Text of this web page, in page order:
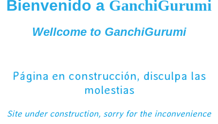
Bienvenido a GanchiGurumi
Wellcome to GanchiGurumi
Página en construcción, disculpa las
molestias
Site under construction, sorry for the inconvenience